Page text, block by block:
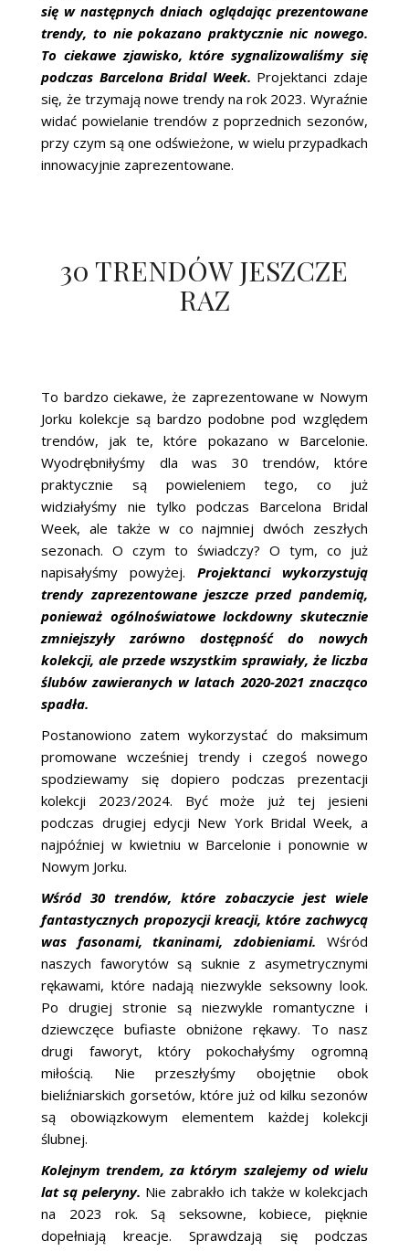
się w następnych dniach oglądając prezentowane
trendy, to nie pokazano praktycznie nic nowego.
To ciekawe zjawisko, które sygnalizowaliśmy się
podczas Barcelona Bridal Week. Projektanci zdaje
się, że trzymają nowe trendy na rok 2023. Wyraźnie
widać powielanie trendów z poprzednich sezonów,
przy czym są one odświeżone, w wielu przypadkach
innowacyjnie zaprezentowane.
30 TRENDÓW JESZCZE
RAZ
To bardzo ciekawe, że zaprezentowane w Nowym
Jorku kolekcje są bardzo podobne pod względem
trendów, jak te, które pokazano w Barcelonie.
Wyodrębniłyśmy dla was 30 trendów, które
praktycznie są powieleniem tego, co już
widziałyśmy nie tylko podczas Barcelona Bridal
Week, ale także w co najmniej dwóch zeszłych
sezonach. O czym to świadczy? O tym, co już
napisałyśmy powyżej. Projektanci wykorzystują
trendy zaprezentowane jeszcze przed pandemią,
ponieważ ogólnoświatowe lockdowny skutecznie
zmniejszyły zarówno dostępność do nowych
kolekcji, ale przede wszystkim sprawiały, że liczba
ślubów zawieranych w latach 2020-2021 znacząco
spadła.
Postanowiono zatem wykorzystać do maksimum
promowane wcześniej trendy i czegoś nowego
spodziewamy się dopiero podczas prezentacji
kolekcji 2023/2024. Być może już tej jesieni
podczas drugiej edycji New York Bridal Week, a
najpóźniej w kwietniu w Barcelonie i ponownie w
Nowym Jorku.
Wśród 30 trendów, które zobaczycie jest wiele
fantastycznych propozycji kreacji, które zachwycą
was fasonami, tkaninami, zdobieniami.
Wśród
naszych faworytów są suknie z asymetrycznymi
rękawami, które nadają niezwykle seksowny look.
Po drugiej stronie są niezwykle romantyczne i
dziewczęce bufiaste obniżone rękawy. To nasz
drugi faworyt, który pokochałyśmy ogromną
miłością. Nie przeszłyśmy obojętnie obok
bieliźniarskich gorsetów, które już od kilku sezonów
są obowiązkowym elementem każdej kolekcji
ślubnej.
Kolejnym trendem, za którym szalejemy od wielu
lat są peleryny. Nie zabrakło ich także w kolekcjach
na 2023 rok. Są seksowne, kobiece, pięknie
dopełniają kreacje. Sprawdzają się podczas